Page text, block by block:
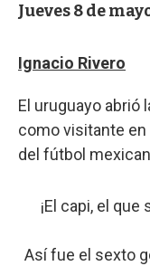
Jueves 8 de
Ignacio Rivero
El uruguayo abrió
como visitante
del fútbol
¡El capi, el
Así fue el sexto